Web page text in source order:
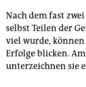
Nach dem fast
selbst Teilen der
viel wurde,
Erfolge blicken.
unterzeichnen sie